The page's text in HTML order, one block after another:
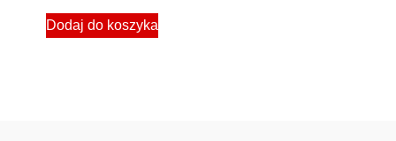
wynosiła:wynosi:
Dodaj do koszyka